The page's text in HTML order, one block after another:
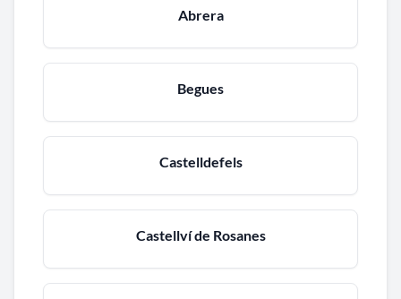
Abrera
Begues
Castelldefels
Castellví de Rosanes